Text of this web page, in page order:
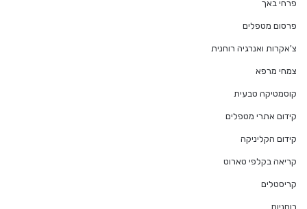
פרחי באך
פרסום מטפלים
צ'אקרות ואנרגיה רוחנית
צמחי מרפא
קוסמטיקה טבעית
קידום אתרי מטפלים
קידום הקליניקה
קריאה בקלפי טארוט
קריסטלים
רוחניות